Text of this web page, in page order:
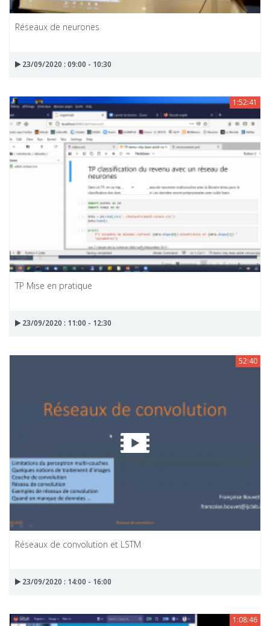
Réseaux de neurones
23/09/2020 : 09:00 - 10:30
1:52:41
TP Mise en pratique
23/09/2020 : 11:00 - 12:30
52:40
Réseaux de convolution et LSTM
23/09/2020 : 14:00 - 16:00
1:08:46